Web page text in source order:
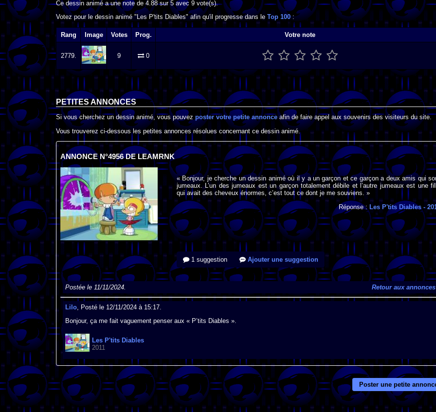
Ce dessin animé a une note de 4.88sur5 avec 9 vote(s).
Votez pour le dessin animé "Les P'tits Diables" afin qu'il progresse dans le Top 100:
Rang Image Votes Prog. Votre note
2779. 9 0
PETITES ANNONCES
Si vous cherchez un dessin animé, vous pouvez poster votre petite annonceafin de faire appel aux souvenirs des visiteurs du site.
Vous trouverez ci-dessous les petites annonces résolues concernant ce dessin animé.
ANNONCE N°4956 DE LEAMRNK
« Bonjour, je cherche un dessin animé où il y a un garçon et ce garçon a deux amis qui
jumeaux. L’un des jumeaux est un garçon totalement débile et l’autre jumeaux est une
qui avait des cheveux énormes, c’est tout ce dont je me souviens. »
Réponse :Les P'tits Diables -
1 suggestion Ajouter une suggestion
Postée le 11/11/2024. Retour aux annonces
Lilo, Posté le 12/11/2024 à 15:17.
Bonjour, ça me fait vaguement penser aux « P’tits Diables ».
Les P'tits Diables
2011
Poster une petite